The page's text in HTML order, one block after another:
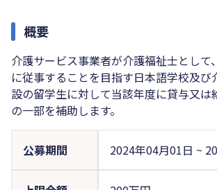
概要
介護サービス事業者が介護福祉士として
に従事することを目指す日本語学校及び
設の留学生に対して当該年度に貸与又は
の一部を補助します。
公募期間 2024年04月01日 ~